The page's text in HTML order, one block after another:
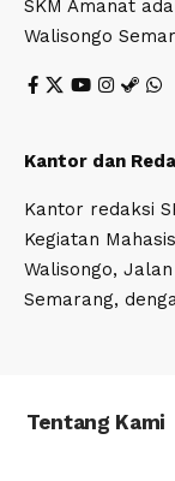
SKM Amanat
Walisongo
Kantor dan
Kantor redaksi
Kegiatan
Walisongo,
Semarang,
Tentang Kami